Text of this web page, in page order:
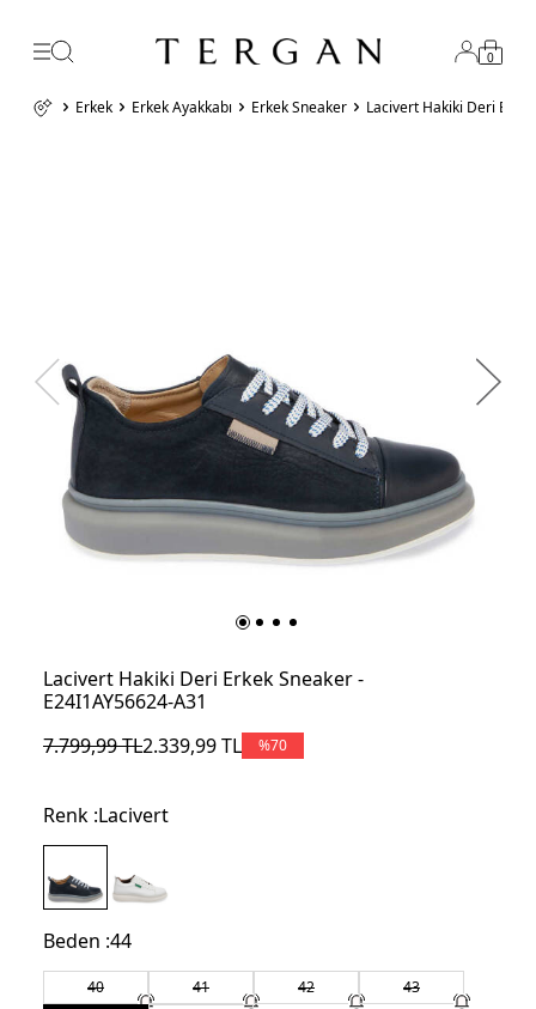
0
Erkek Erkek Ayakkabı Erkek Sneaker Lacivert Hakiki Deri
Lacivert Hakiki Deri Erkek Sneaker -
E24I1AY56624-A31
7.799,99TL2.339,99TL %70
Renk :Lacivert
Beden :44
40 41 42
43